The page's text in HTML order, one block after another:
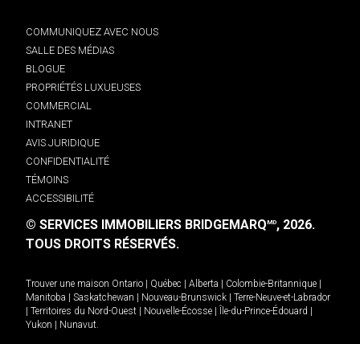
COMMUNIQUEZ AVEC NOUS
SALLE DES MÉDIAS
BLOGUE
PROPRIÉTÉS LUXUEUSES
COMMERCIAL
INTRANET
AVIS JURIDIQUE
CONFIDENTIALITÉ
TÉMOINS
ACCESSIBILITÉ
© SERVICES IMMOBILIERS BRIDGEMARQMD, 2026.
TOUS DROITS RÉSERVÉS.
Trouver une maison Ontario Québec Alberta Colombie-Britannique
Manitoba
Saskatchewan Nouveau-Brunswick
Terre-Neuve-et-Labrador
Territoires du Nord-Ouest Nouvelle-Écosse Île-du-Prince-Édouard
Yukon
Nunavut.